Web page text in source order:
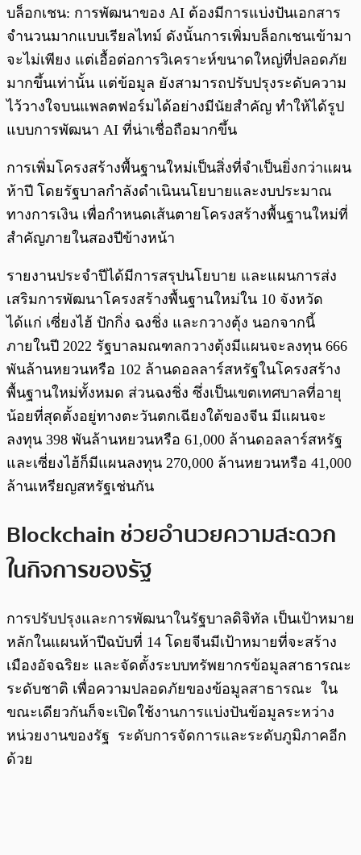
บล็อกเชน: การพัฒนาของ AI ต้องมีการแบ่งปันเอกสาร
จำนวนมากแบบเรียลไทม์ ดังนั้นการเพิ่มบล็อกเชนเข้ามา
จะไม่เพียง แต่เอื้อต่อการวิเคราะห์ขนาดใหญ่ที่ปลอดภัย
มากขึ้นเท่านั้น แต่ข้อมูล ยังสามารถปรับปรุงระดับความ
ไว้วางใจบนแพลตฟอร์มได้อย่างมีนัยสำคัญ ทำให้ได้รูป
แบบการพัฒนา AI ที่น่าเชื่อถือมากขึ้น
การเพิ่มโครงสร้างพื้นฐานใหม่เป็นสิ่งที่จำเป็นยิ่งกว่าแผน
ห้าปี โดยรัฐบาลกำลังดำเนินนโยบายและงบประมาณ
ทางการเงิน เพื่อกำหนดเส้นตายโครงสร้างพื้นฐานใหม่ที่
สำคัญภายในสองปีข้างหน้า
รายงานประจำปีได้มีการสรุปนโยบาย และแผนการส่ง
เสริมการพัฒนาโครงสร้างพื้นฐานใหม่ใน 10 จังหวัด
ได้แก่ เซี่ยงไฮ้ ปักกิ่ง ฉงชิ่ง และกวางตุ้ง นอกจากนี้
ภายในปี 2022 รัฐบาลมณฑลกวางตุ้งมีแผนจะลงทุน 666
พันล้านหยวนหรือ 102 ล้านดอลลาร์สหรัฐในโครงสร้าง
พื้นฐานใหม่ทั้งหมด ส่วนฉงชิ่ง ซึ่งเป็นเขตเทศบาลที่อายุ
น้อยที่สุดตั้งอยู่ทางตะวันตกเฉียงใต้ของจีน มีแผนจะ
ลงทุน 398 พันล้านหยวนหรือ 61,000 ล้านดอลลาร์สหรัฐ
และเซี่ยงไฮ้ก็มีแผนลงทุน 270,000 ล้านหยวนหรือ 41,000
ล้านเหรียญสหรัฐเช่นกัน
Blockchain ช่วยอำนวยความสะดวก
ในกิจการของรัฐ
การปรับปรุงและการพัฒนาในรัฐบาลดิจิทัล เป็นเป้าหมาย
หลักในแผนห้าปีฉบับที่ 14 โดยจีนมีเป้าหมายที่จะสร้าง
เมืองอัจฉริยะ และจัดตั้งระบบทรัพยากรข้อมูลสาธารณะ
ระดับชาติ เพื่อความปลอดภัยของข้อมูลสาธารณะ ใน
ขณะเดียวกันก็จะเปิดใช้งานการแบ่งปันข้อมูลระหว่าง
หน่วยงานของรัฐ ระดับการจัดการและระดับภูมิภาคอีก
ด้วย